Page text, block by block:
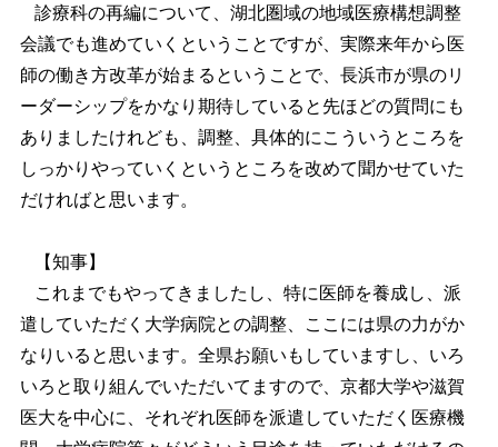
診療科の再編について、湖北圏域の地域医療構想調整
会議でも進めていくということですが、実際来年から医
師の働き方改革が始まるということで、長浜市が県のリ
ーダーシップをかなり期待していると先ほどの質問にも
ありましたけれども、調整、具体的にこういうところを
しっかりやっていくというところを改めて聞かせていた
だければと思います。
【知事】
これまでもやってきましたし、特に医師を養成し、派
遣していただく大学病院との調整、ここには県の力がか
なりいると思います。全県お願いもしていますし、いろ
いろと取り組んでいただいてますので、京都大学や滋賀
医大を中心に、それぞれ医師を派遣していただく医療機